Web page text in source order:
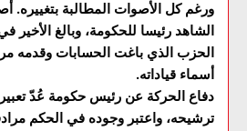
ورغم كل الأصوات المطالبة بتغييره.
الشاهد رئيسا للحكومة، وبالغ الأخير
الحزب الذي باغت الحسابات وقدمه
أسماء قياداته.
دفاع الحركة عن رئيس حكومة عُدّ
ترشيحه، واعتبر وجوده في الحكم